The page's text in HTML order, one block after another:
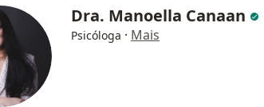
Dra. Manoella Canaan
Psicóloga · Mais